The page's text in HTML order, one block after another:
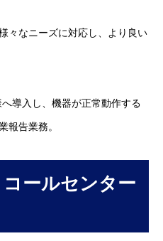
々なニーズに対応し、より良い
導入し、機器が正常動作する
報告業務。
ールセンター